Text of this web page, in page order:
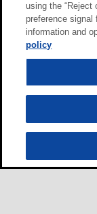
using the “Reject
preference signal
information and
policy